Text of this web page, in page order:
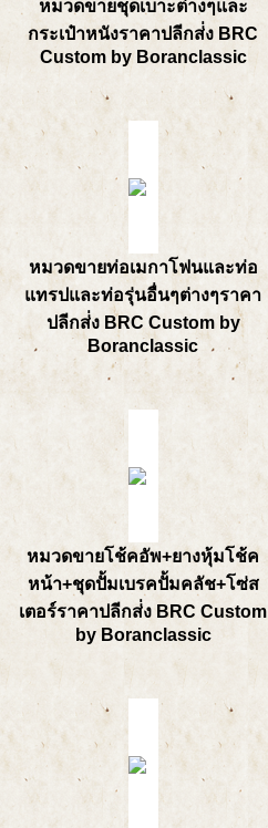
หมวดขายชุดเบาะต่างๆและ
กระเป๋าหนังราคาปลีกส่่ง BRC
Custom by Boranclassic
หมวดขายท่อเมกาโฟนและท่อ
แทรปและท่อรุ่นอื่นๆต่างๆราคา
ปลีกส่่ง BRC Custom by
Boranclassic
หมวดขายโช้คอัพ+ยางหุ้มโช้ค
หน้า+ชุดปั้มเบรคปั้มคลัช+โซ่ส
เตอร์ราคาปลีกส่่ง BRC Custom
by Boranclassic